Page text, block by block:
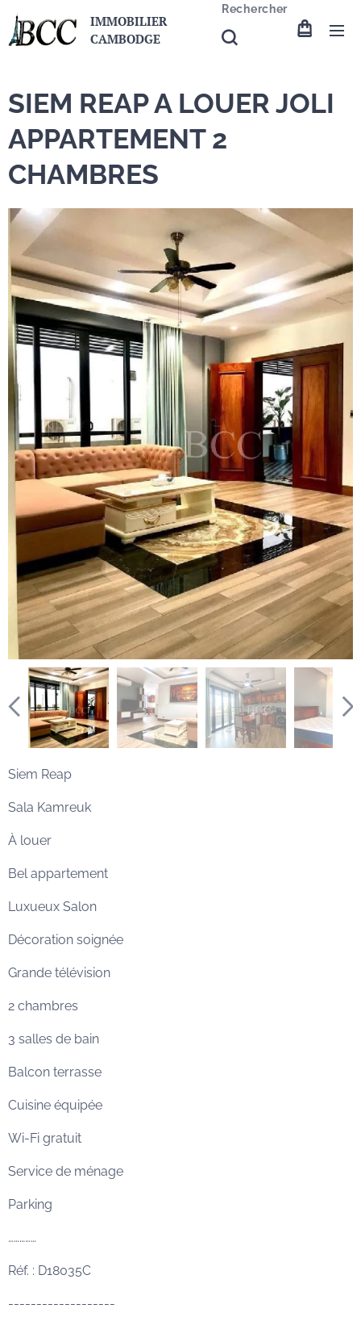
IMMOBILIER
CAMBODGE
Rechercher
SIEM REAP A LOUER JOLI
APPARTEMENT 2
CHAMBRES
Siem Reap
Sala Kamreuk
À louer
Bel appartement
Luxueux Salon
Décoration soignée
Grande télévision
2 chambres
3 salles de bain
Balcon terrasse
Cuisine équipée
Wi-Fi gratuit
Service de ménage
Parking
……………
Réf. : D18035C
-------------------